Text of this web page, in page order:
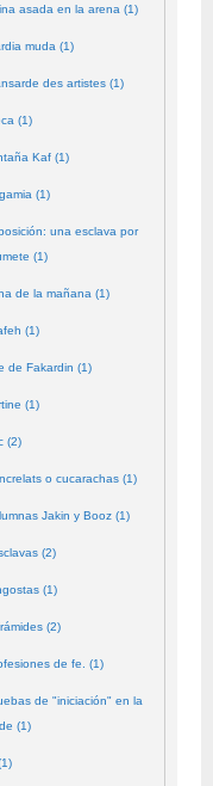
asada en la arena (1)
muda (1)
des artistes (1)
(1)
Kaf (1)
(1)
una esclava por
(1)
de la mañana (1)
(1)
de Fakardin (1)
(1)
(2)
o cucarachas (1)
Jakin y Booz (1)
(2)
(1)
(2)
de fe. (1)
de "iniciación" en la
(1)